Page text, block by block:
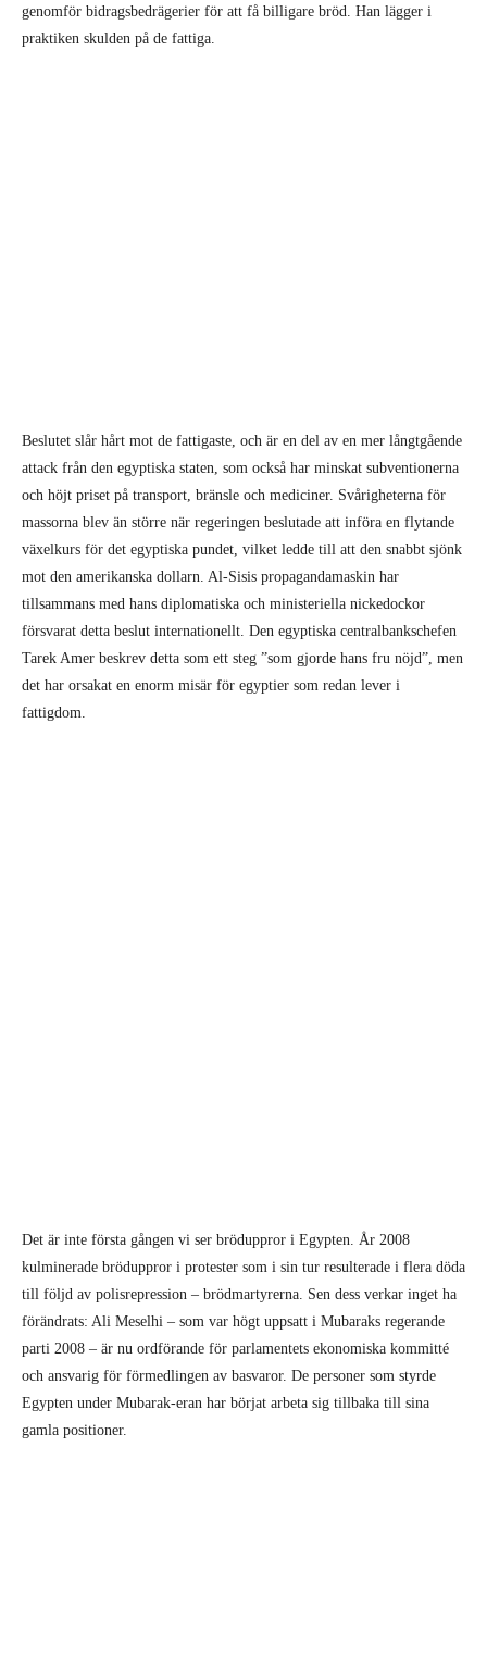
genomför bidragsbedrägerier för att få billigare bröd. Han lägger i
praktiken skulden på de fattiga.
Beslutet slår hårt mot de fattigaste, och är en del av en mer långtgående
attack från den egyptiska staten, som också har minskat subventionerna
och höjt priset på transport, bränsle och mediciner. Svårigheterna för
massorna blev än större när regeringen beslutade att införa en flytande
växelkurs för det egyptiska pundet, vilket ledde till att den snabbt sjönk
mot den amerikanska dollarn. Al-Sisis propagandamaskin har
tillsammans med hans diplomatiska och ministeriella nickedockor
försvarat detta beslut internationellt. Den egyptiska centralbankschefen
Tarek Amer beskrev detta som ett steg ”som gjorde hans fru nöjd”, men
det har orsakat en enorm misär för egyptier som redan lever i
fattigdom.
Det är inte första gången vi ser bröduppror i Egypten. År 2008
kulminerade bröduppror i protester som i sin tur resulterade i flera döda
till följd av polisrepression – brödmartyrerna. Sen dess verkar inget ha
förändrats: Ali Meselhi – som var högt uppsatt i Mubaraks regerande
parti 2008 – är nu ordförande för parlamentets ekonomiska kommitté
och ansvarig för förmedlingen av basvaror. De personer som styrde
Egypten under Mubarak-eran har börjat arbeta sig tillbaka till sina
gamla positioner.